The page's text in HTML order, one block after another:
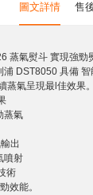
圖文詳情 售
蒸氣熨斗 實現強
浦 DST8050 具備
蒸氣呈現最l佳效果。
蒸氣
出
噴射
術
效能。